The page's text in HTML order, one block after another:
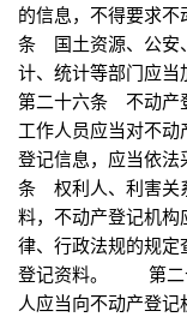
的信息，不得要求
条 国土资源、公安
计、统计等部门应
第二十六条 不动产
工作人员应当对不
登记信息，应当依
条 权利人、利害关
料，不动产登记机
律、行政法规的规
登记资料。 第二
人应当向不动产登